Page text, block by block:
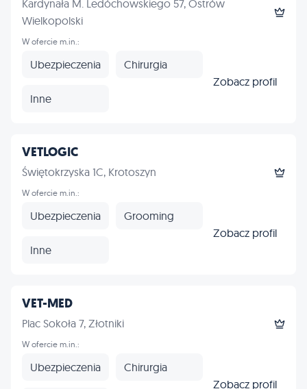
Kardynała M. Ledóchowskiego 57, Ostrów
Wielkopolski
W ofercie m.in.:
Ubezpieczenia Chirurgia
Inne
Zobacz profil
VETLOGIC
Świętokrzyska 1C, Krotoszyn
W ofercie m.in.:
Ubezpieczenia Grooming
Inne
Zobacz profil
VET-MED
Plac Sokoła 7, Złotniki
W ofercie m.in.:
Ubezpieczenia Chirurgia
Zobacz profil